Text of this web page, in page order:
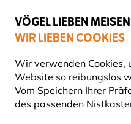
VÖGEL LIEBEN
WIR LIEBEN COOKIES
Wir verwenden Cookies,
Website so reibungslos
Vom Speichern Ihrer
des passenden
Gratis
Angebote Outlet